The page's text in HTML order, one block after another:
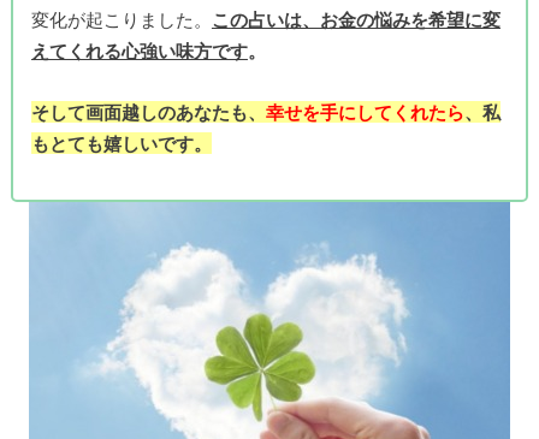
変化が起こりました。 この占いは、お金の悩みを希望に変
えてくれる心強い味方です。
そして画面越しのあなたも、 幸せを手にしてくれたら 、私
もとても嬉しいです。